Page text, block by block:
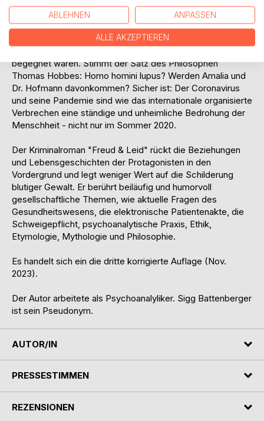
damaliger Patient bekannt wird. Alle drei Hauptpersonen
durchleben innere Konflikte von seelischem Leid wie
Depression, Angst, aber auch Lust, Erotik und sonstige
begegnet wären. Stimmt der Satz des Philosophen
Thomas Hobbes: Homo homini lupus? Werden Amalia und
Dr. Hofmann davonkommen? Sicher ist: Der Coronavirus
und seine Pandemie sind wie das internationale organisierte
Verbrechen eine ständige und unheimliche Bedrohung der
Menschheit - nicht nur im Sommer 2020.
Der Kriminalroman "Freud & Leid" rückt die Beziehungen
und Lebensgeschichten der Protagonisten in den
Vordergrund und legt weniger Wert auf die Schilderung
blutiger Gewalt. Er berührt beiläufig und humorvoll
gesellschaftliche Themen, wie aktuelle Fragen des
Gesundheitswesens, die elektronische Patientenakte, die
Schweigepflicht, psychoanalytische Praxis, Ethik,
Etymologie, Mythologie und Philosophie.
Es handelt sich ein die dritte korrigierte Auflage (Nov.
2023).
Der Autor arbeitete als Psychoanalyliker. Sigg Battenberger
ist sein Pseudonym.
AUTOR/IN
PRESSESTIMMEN
REZENSIONEN
ABLEHNEN ANPASSEN
ALLE AKZEPTIEREN